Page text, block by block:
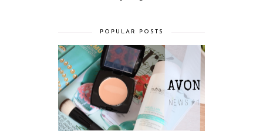
POPULAR POSTS